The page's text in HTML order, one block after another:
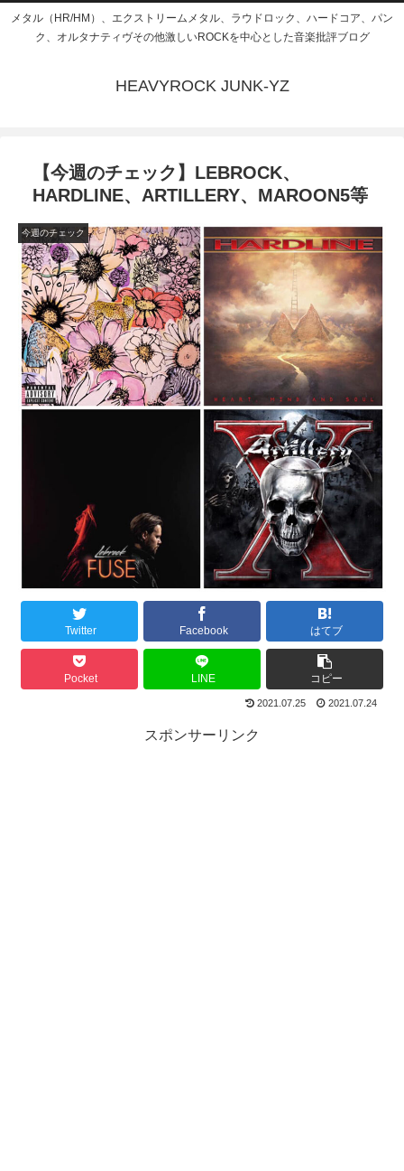
メタル（HR/HM）、エクストリームメタル、ラウドロック、ハードコア、パン
ク、オルタナティヴその他激しいROCKを中心とした音楽批評ブログ
HEAVYROCK JUNK-YZ
【今週のチェック】LEBROCK、
HARDLINE、ARTILLERY、MAROON5等
今週のチェック
Twitter Facebook はてブ
Pocket LINE コピー
2021.07.25 2021.07.24
スポンサーリンク